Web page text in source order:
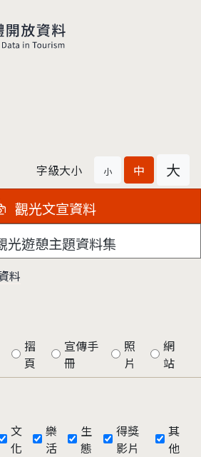
字級大小 小 中 大
觀光文宣資料
光遊憩主題資料集
料
摺
頁
宣傳手
冊
照
片
網
站
文
化
樂
活
生
態
得獎
影片
其
他